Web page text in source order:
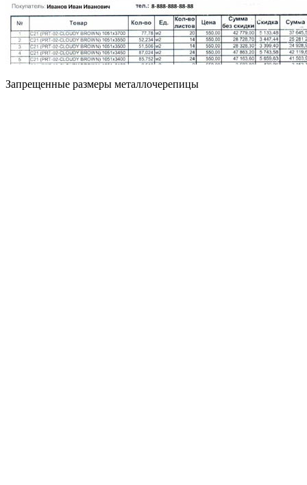
Запрещенные размеры металлочерепицы